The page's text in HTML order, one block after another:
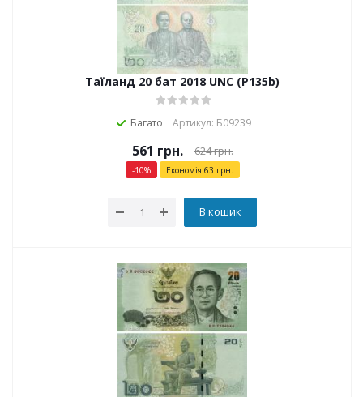
Таїланд 20 бат 2018 UNC (P135b)
Багато Артикул: Б09239
561 грн. 624грн.
-10% Економія 63 грн.
В кошик